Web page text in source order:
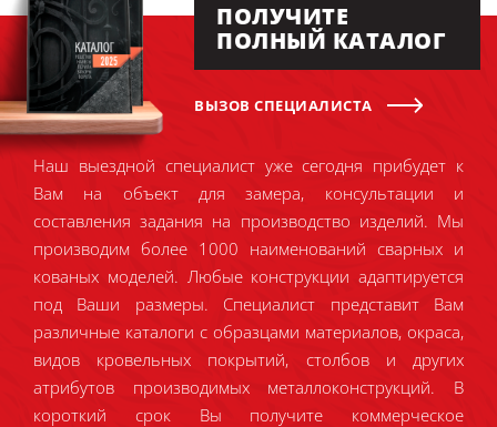
ПОЛУЧИТЕ
ПОЛНЫЙ КАТАЛОГ
ВЫЗОВ СПЕЦИАЛИСТА
Наш выездной специалист уже сегодня прибудет к
Вам на объект для замера, консультации и
составления задания на производство изделий. Мы
производим более 1000 наименований сварных и
кованых моделей. Любые конструкции адаптируется
под Ваши размеры. Специалист представит Вам
различные каталоги с образцами материалов, окраса,
видов кровельных покрытий, столбов и других
атрибутов производимых металлоконструкций. В
короткий срок Вы получите коммерческое